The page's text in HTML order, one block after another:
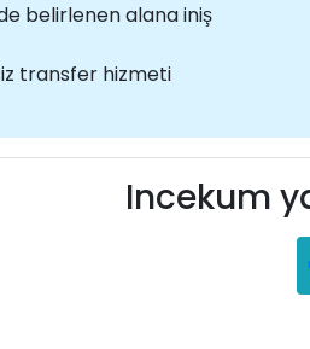
belirlenen alana iniş
transfer hizmeti
Incekum